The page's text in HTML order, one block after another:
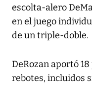
escolta-alero
en el juego
de un triple-doble.
DeRozan aportó
rebotes, incluidos